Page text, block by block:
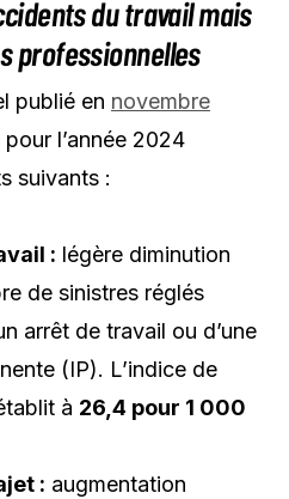
du travail mais
professionnelles
publié en novembre
l’année 2024
suivants :
: légère diminution
de sinistres réglés
arrêt de travail ou d’une
(IP). L’indice de
à 26,4 pour 1 000
: augmentation